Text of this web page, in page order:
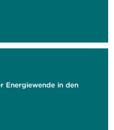
Energiewende in den